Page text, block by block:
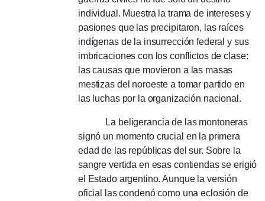
individual. Muestra la trama de intereses y
pasiones que las precipitaron, las raíces
indígenas de la insurrección federal y sus
imbricaciones con los conflictos de clase:
las causas que movieron a las masas
mestizas del noroeste a tomar partido en
las luchas por la organización nacional.
La beligerancia de las montoneras
signó un momento crucial en la primera
edad de las repúblicas del sur. Sobre la
sangre vertida en esas contiendas se erigió
el Estado argentino.Aunque la versión
oficial las condenó como una eclosión de